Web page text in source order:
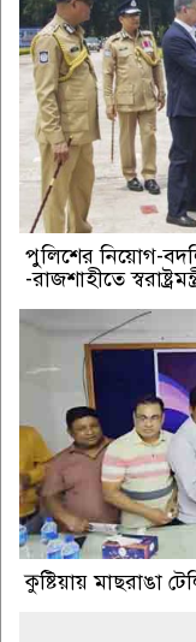
পুলিশের নিয়োগ-
-রাজশাহীতে
কুষ্টিয়ায় মাছরাঙা